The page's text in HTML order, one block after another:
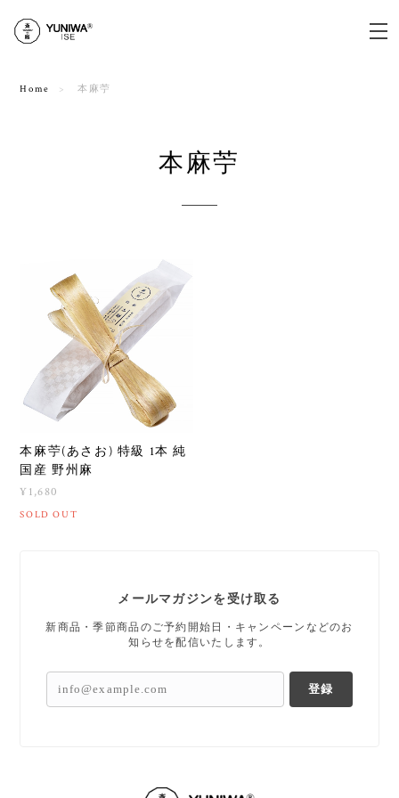
Home 本麻苧
本麻苧
本麻苧(あさお) 特級 1本 純
国産 野州麻
¥1,680
SOLD OUT
メールマガジンを受け取る
新商品・季節商品のご予約開始日・キャンペーンなどのお
知らせを配信いたします。
登録